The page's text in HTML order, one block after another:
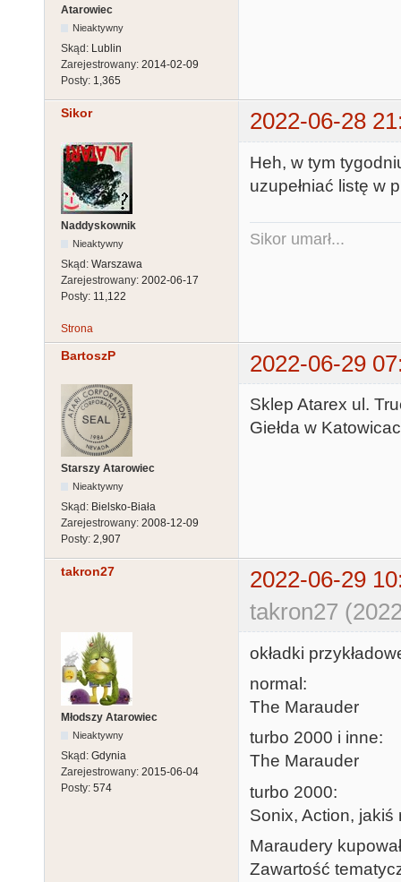
Atarowiec
Nieaktywny
Skąd: Lublin
Zarejestrowany: 2014-02-09
Posty: 1,365
Sikor 2022-06-28
Naddyskownik
Nieaktywny
Skąd: Warszawa
Zarejestrowany: 2002-06-17
Posty: 11,122
Heh, w tym
uzupełniać listę w
Sikor umarł...
Strona
BartoszP 2022-06-29
Starszy Atarowiec
Nieaktywny
Skąd: Bielsko-Biała
Zarejestrowany: 2008-12-09
Posty: 2,907
Sklep Atarex ul.
Giełda w
takron27
2022-06-29
takron27
Młodszy Atarowiec
Nieaktywny
Skąd: Gdynia
Zarejestrowany: 2015-06-04
Posty: 574
okładki
normal:
The Marauder
turbo 2000 i inne:
The Marauder
turbo 2000:
Sonix, Action, jakiś
Maraudery
Zawartość